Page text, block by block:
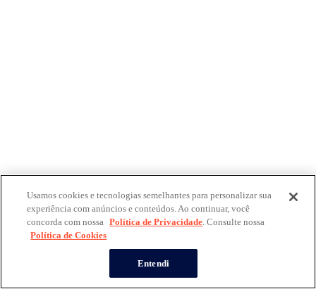
Usamos cookies e tecnologias semelhantes para personalizar sua
experiência com anúncios e conteúdos. Ao continuar, você
concorda com nossa Política de Privacidade. Consulte nossa
Política de Cookies
Entendi